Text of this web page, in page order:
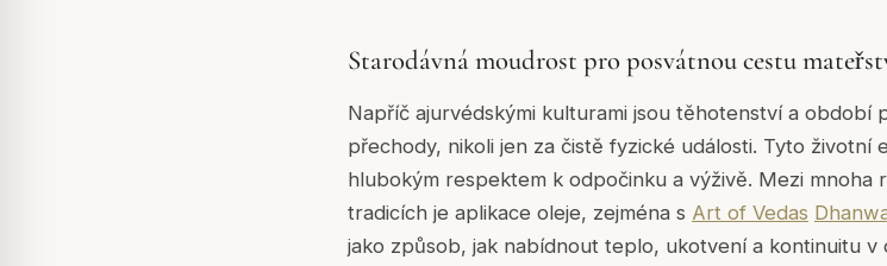
Starodávná moudrost pro posvátnou cestu
Napříč ajurvédskými kulturami jsou těhotenství a období
přechody, nikoli jen za čistě fyzické události. Tyto životní
hlubokým respektem k odpočinku a výživě. Mezi mnoha
tradicích je aplikace oleje, zejména s Art of Vedas
jako způsob, jak nabídnout teplo, ukotvení a kontinuitu v